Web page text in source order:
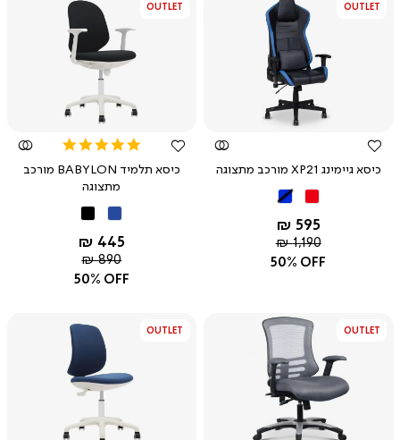
OUTLET
צפייה
מהירה
כיסא גיימינג XP21 מורכב מתצוגה
שחורשחור
החל מ-
595 ₪
מחיר
רגיל
1,190 ₪
50% OFF
OUTLET
צפייה
מהירה
rating
כיסא תלמיד BABYLON מורכב
מתצוגה
החל מ-
445 ₪
מחיר
רגיל
890 ₪
50% OFF
OUTLET
צפייה
מהירה
OUTLET
צפייה
מהירה